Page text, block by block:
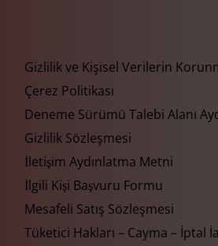
Gizlilik ve Kişisel Verilerin
Çerez Politikası
Deneme Sürümü Talebi Alanı
Gizlilik Sözleşmesi
İletişim Aydınlatma Metni
İlgili Kişi Başvuru Formu
Mesafeli Satış Sözleşmesi
Tüketici Hakları – Cayma – İptal